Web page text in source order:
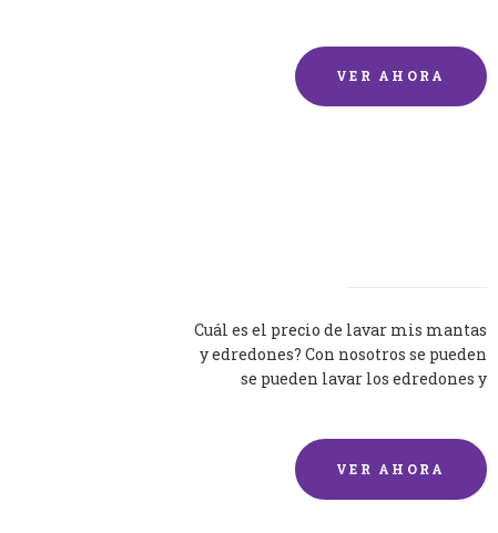
VER AHORA
Cuál es el precio de lavar mis mantas
y edredones? Con nosotros se pueden
se pueden lavar los edredones y
VER AHORA